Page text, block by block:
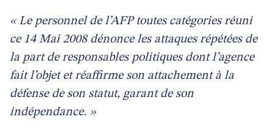
« Le personnel de l’AFP toutes catégories réuni
ce 14 Mai 2008 dénonce les attaques répétées de
la part de responsables politiques dont l’agence
fait l’objet et réaffirme son attachement à la
défense de son statut, garant de son
indépendance. »